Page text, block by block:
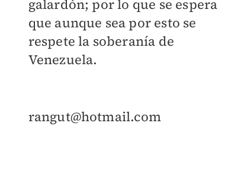
galardón; por lo que se espera
que aunque sea por esto se
respete la soberanía de
Venezuela.
rangut@hotmail.com